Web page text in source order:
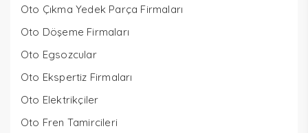
Oto Çıkma Yedek Parça Firmaları
Oto Döşeme Firmaları
Oto Egsozcular
Oto Ekspertiz Firmaları
Oto Elektrikçiler
Oto Fren Tamircileri